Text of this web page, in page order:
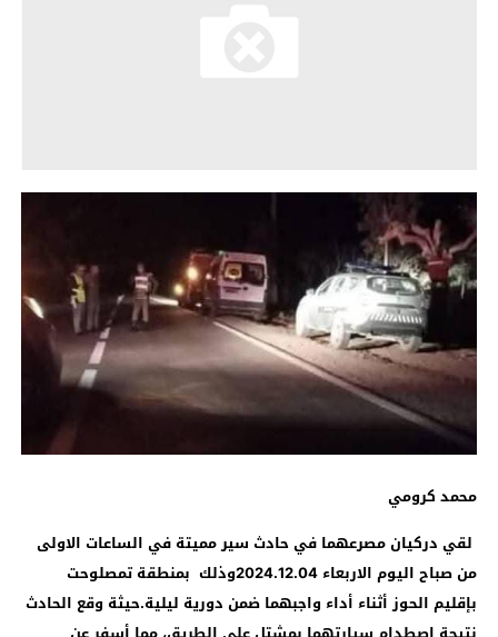
محمد كرومي
لقي دركيان مصرعهما في حادث سير مميتة في الساعات الاولى
من صباح اليوم الاربعاء 2024.12.04وذلك بمنطقة تمصلوحت
بإقليم الحوز أثناء أداء واجبهما ضمن دورية ليلية.حيثة وقع الحادث